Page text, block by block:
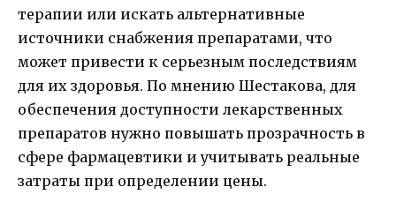
терапии или искать альтернативные
источники снабжения препаратами, что
может привести к серьезным последствиям
для их здоровья. По мнению Шестакова, для
обеспечения доступности лекарственных
препаратов нужно повышать прозрачность в
сфере фармацевтики и учитывать реальные
затраты при определении цены.